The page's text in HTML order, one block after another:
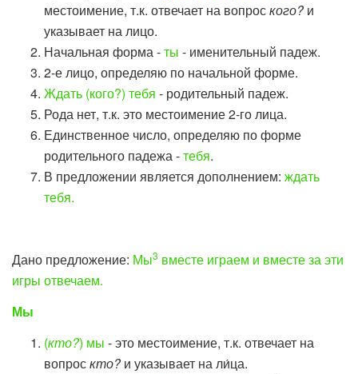
местоимение, т.к. отвечает на вопроского?и
указывает на лицо.
Начальная форма -ты - именительный падеж.
2-е лицо, определяю по начальной форме.
Ждать (кого?) тебя - родительный падеж.
Рода нет, т.к. это местоимение 2-го лица.
Единственное число, определяю по форме
родительного падежа -тебя.
В предложении является дополнением: ждать
тебя.
Дано предложение: Мы3 вместе играем и вместе за эти
игры отвечаем.
Мы
(кто?) мы - это местоимение, т.к. отвечает на
вопроскто?и указывает на ли́ца.